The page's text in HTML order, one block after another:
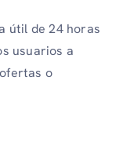
útil de 24 horas
usuarios a
o